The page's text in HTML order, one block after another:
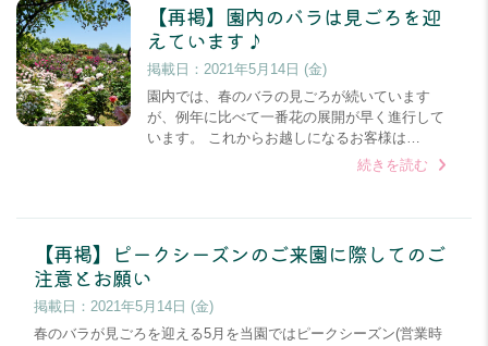
【再掲】園内のバラは見ごろを迎
えています♪
掲載日： 2021年5月14日 (金)
園内では、春のバラの見ごろが続いています
が、例年に比べて一番花の展開が早く進行して
います。 これからお越しになるお客様は…
続きを読む
【再掲】ピークシーズンのご来園に際してのご
注意とお願い
掲載日： 2021年5月14日 (金)
春のバラが見ごろを迎える5月を当園ではピークシーズン(営業時